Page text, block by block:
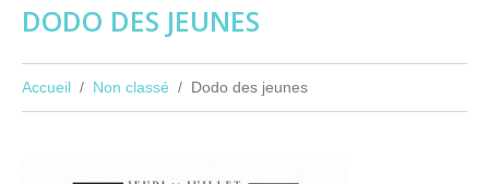
DODO DES JEUNES
Accueil Non classé Dodo des jeunes